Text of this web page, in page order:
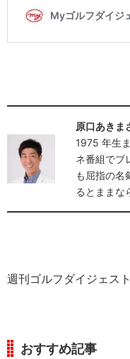
原口あきま
1975 年生
ネ番組でブ
も屈指の名
るとままな
週刊ゴルフダイジェス
おすすめ記事